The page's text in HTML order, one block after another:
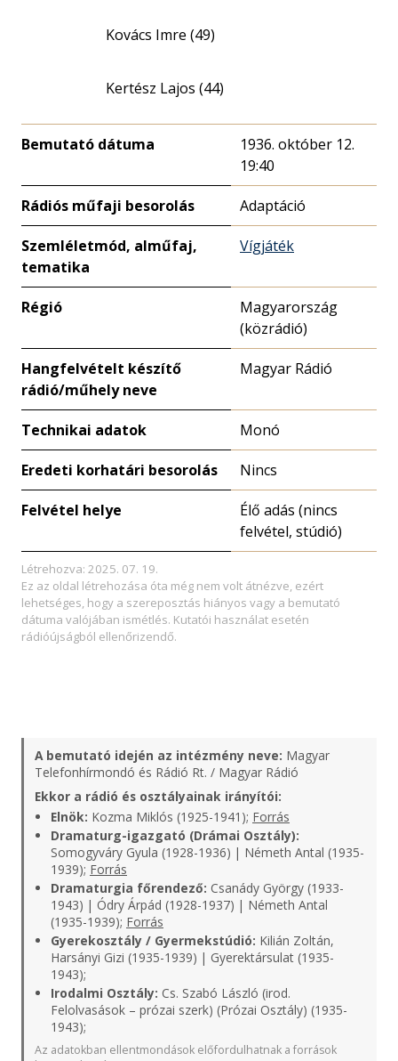
Kovács Imre (49)
Kertész Lajos (44)
Bemutató dátuma
1936. október 12.
19:40
Rádiós műfaji besorolás Adaptáció
Szemléletmód, alműfaj,
tematika
Vígjáték
Régió
Magyarország
(közrádió)
Hangfelvételt készítő
rádió/műhely neve
Magyar Rádió
Technikai adatok Monó
Eredeti korhatári besorolás Nincs
Felvétel helye
Élő adás (nincs
felvétel, stúdió)
Létrehozva: 2025. 07. 19.
Ez az oldal létrehozása óta még nem volt átnézve, ezért
lehetséges, hogy a szereposztás hiányos vagy a bemutató
dátuma valójában ismétlés. Kutatói használat esetén
rádióújságból ellenőrizendő.
A bemutató idején az intézmény neve: Magyar
Telefonhírmondó és Rádió Rt. / Magyar Rádió
Ekkor a rádió és osztályainak irányítói:
Elnök: Kozma Miklós (1925-1941); Forrás
Dramaturg-igazgató (Drámai Osztály):
Somogyváry Gyula (1928-1936) | Németh Antal (1935-
1939); Forrás
Dramaturgia főrendező: Csanády György (1933-
1943) | Ódry Árpád (1928-1937) | Németh Antal
(1935-1939); Forrás
Gyerekosztály / Gyermekstúdió: Kilián Zoltán,
Harsányi Gizi (1935-1939) | Gyerektársulat (1935-
1943);
Irodalmi Osztály: Cs. Szabó László (irod.
Felolvasások – prózai szerk) (Prózai Osztály) (1935-
1943);
Az adatokban ellentmondások előfordulhatnak a források